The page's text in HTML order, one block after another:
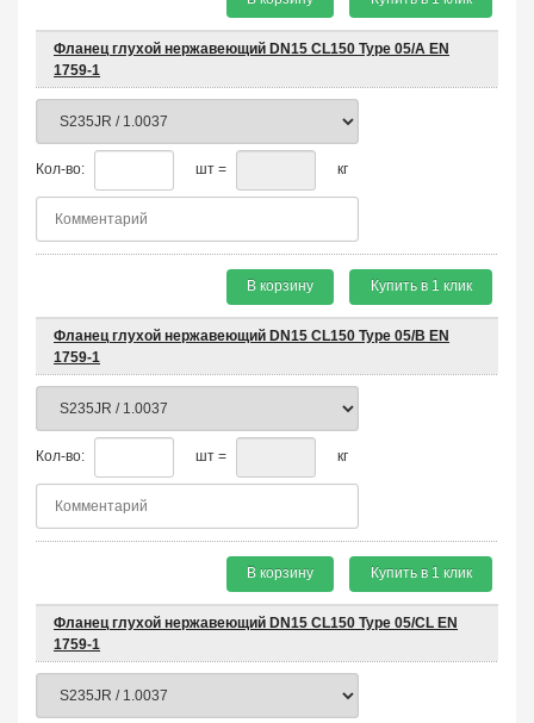
Фланец глухой нержавеющий DN15 CL150 Type 05/A EN
1759-1
Кол-во: шт = кг
В корзину Купить в 1 клик
Фланец глухой нержавеющий DN15 CL150 Type 05/B EN
1759-1
Кол-во: шт = кг
В корзину Купить в 1 клик
Фланец глухой нержавеющий DN15 CL150 Type 05/CL EN
1759-1